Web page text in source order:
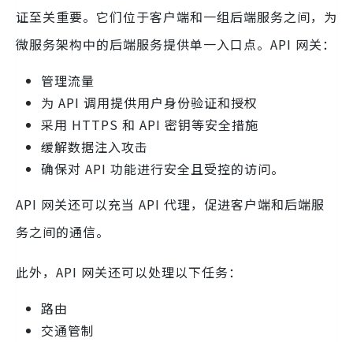
证至关重要。它们位于客户端和一组后端服务之间，为
微服务架构中的后端服务提供单一入口点。API 网关：
管理流量
为 API 调用提供用户身份验证和授权
采用 HTTPS 和 API 密钥等安全措施
缓解数据注入攻击
确保对 API 功能进行安全且受控的访问。
API 网关还可以充当 API 代理，促进客户端和后端服
务之间的通信。
此外，API 网关还可以处理以下任务：
路由
交通管制